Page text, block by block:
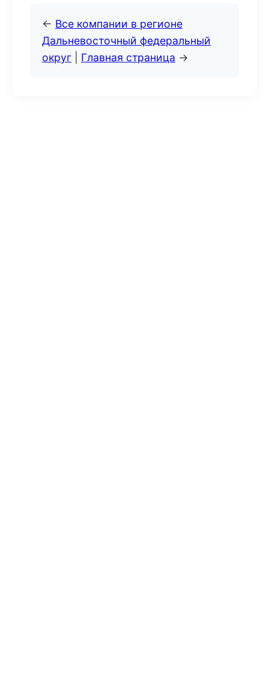
← Все компании в регионе
Дальневосточный федеральный
округ
Главная страница →